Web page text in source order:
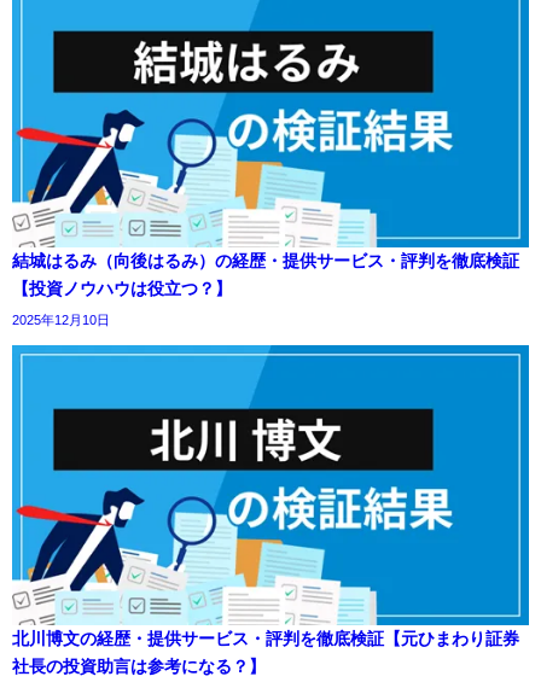
結城はるみ（向後はるみ）の経歴・提供サービス・評判を徹底検証
【投資ノウハウは役立つ？】
2025年12月10日
北川博文の経歴・提供サービス・評判を徹底検証【元ひまわり証券
社長の投資助言は参考になる？】